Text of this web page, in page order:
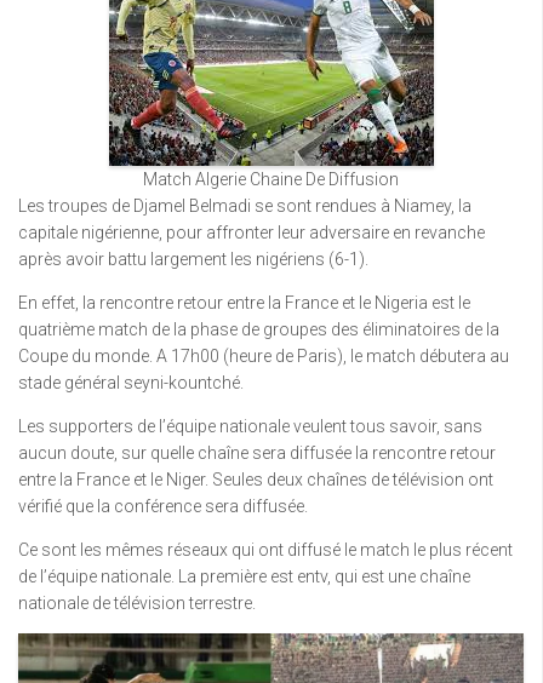
Match Algerie Chaine De Diffusion
Les troupes de Djamel Belmadi se sont rendues à Niamey, la
capitale nigérienne, pour affronter leur adversaire en revanche
après avoir battu largement les nigériens (6-1).
En effet, la rencontre retour entre la France et le Nigeria est le
quatrième match de la phase de groupes des éliminatoires de la
Coupe du monde. A 17h00 (heure de Paris), le match débutera au
stade général seyni-kountché.
Les supporters de l’équipe nationale veulent tous savoir, sans
aucun doute, sur quelle chaîne sera diffusée la rencontre retour
entre la France et le Niger. Seules deux chaînes de télévision ont
vérifié que la conférence sera diffusée.
Ce sont les mêmes réseaux qui ont diffusé le match le plus récent
de l’équipe nationale. La première est entv, qui est une chaîne
nationale de télévision terrestre.